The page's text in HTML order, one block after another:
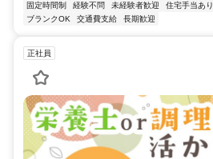
固定時間制
経験不問 未経験者歓迎 住宅手当あり
ブランクOK
交通費支給 長期歓迎
正社員